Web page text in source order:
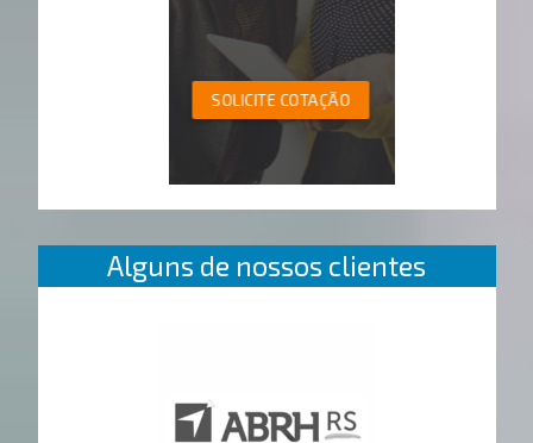
SOLICITE COTAÇÃO
Alguns de nossos clientes